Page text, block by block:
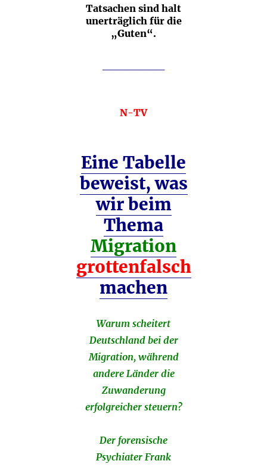
Tatsachen sind halt
unerträglich für die
„Guten“.
N-TV
Eine Tabelle
beweist, was
wir beim
Thema
Migration
grottenfalsch
machen
Warum scheitert
Deutschland bei der
Migration, während
andere Länder die
Zuwanderung
erfolgreicher steuern?
Der forensische
Psychiater Frank